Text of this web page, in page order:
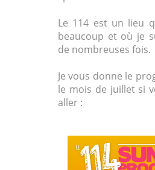
Le 114 est un lieu
beaucoup et où je
de nombreuses fois.
Je vous donne le
le mois de juillet si
aller :